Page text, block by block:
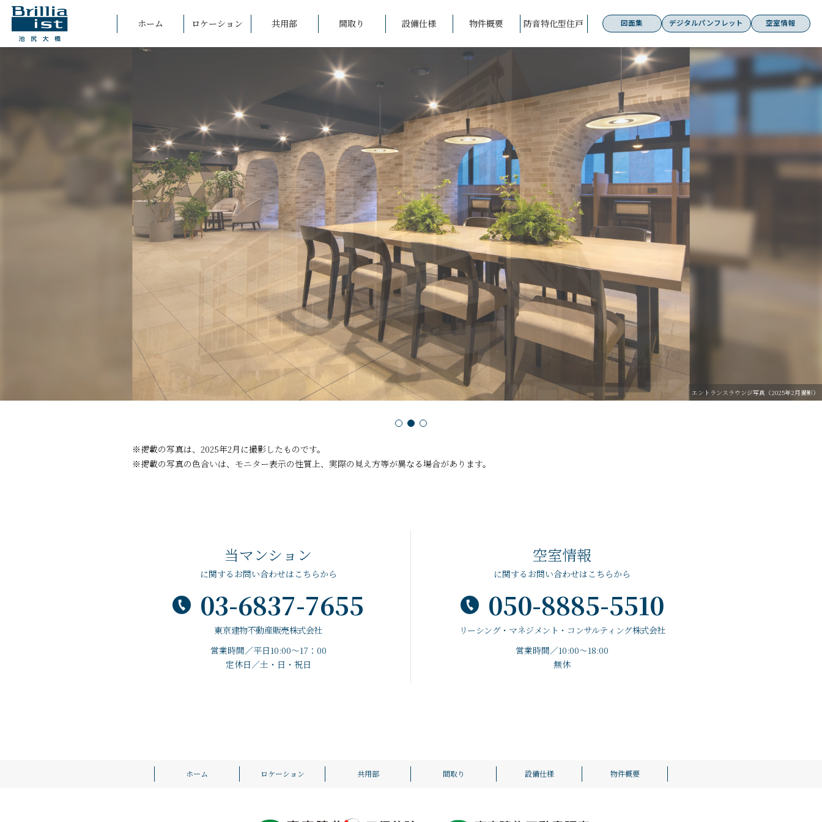
ホーム ロケーション 共用部 間取り 設備仕様 物件概要 防音特化型住戸 図面集 デジタルパンフレット 空室情報
外観写真（2025年2月撮影）
エントランスラウンジ写真（2025年2月撮影）
※掲載の写真は、2025年2月に撮影したものです。
※掲載の写真の色合いは、モニター表示の性質上、実際の見え方等が異なる場合があります。
当マンション
に関するお問い合わせはこちらから
03-6837-7655
東京建物不動産販売株式会社
営業時間／平日10:00～17：00
定休日／土・日・祝日
空室情報
に関するお問い合わせはこちらから
050-8885-5510
リーシング・マネジメント・コンサルティング株式会社
営業時間／10:00～18:00
無休
ホーム ロケーション 共用部 間取り 設備仕様 物件概要